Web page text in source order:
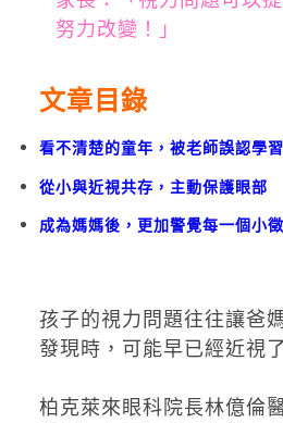
努力改變！」
文章目錄
看不清楚的童年，被老師誤認學
從小與近視共存，主動保護眼部
成為媽媽後，更加警覺每一個小
孩子的視力問題往往讓爸
發現時，可能早已經近視
柏克萊來眼科院長林億倫